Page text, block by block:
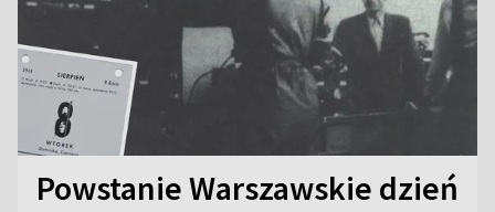
Powstanie Warszawskie dzień